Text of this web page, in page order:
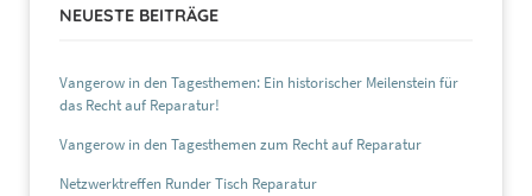
NEUESTE BEITRÄGE
Vangerow in den Tagesthemen: Ein historischer Meilenstein für
das Recht auf Reparatur!
Vangerow in den Tagesthemen zum Recht auf Reparatur
Netzwerktreffen Runder Tisch Reparatur